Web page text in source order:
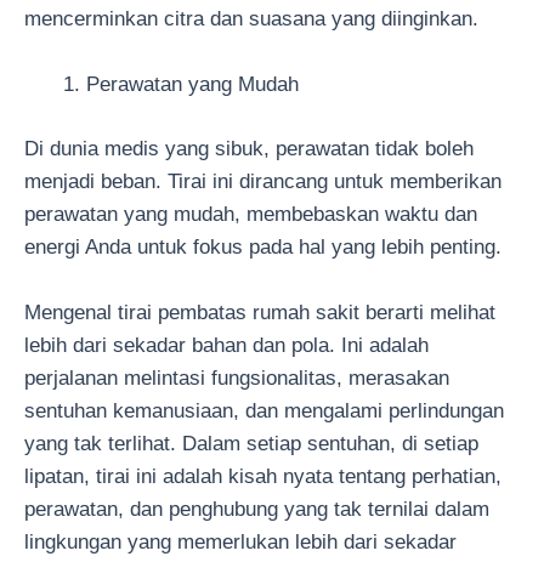
mencerminkan citra dan suasana yang diinginkan.
Perawatan yang Mudah
Di dunia medis yang sibuk, perawatan tidak boleh
menjadi beban. Tirai ini dirancang untuk memberikan
perawatan yang mudah, membebaskan waktu dan
energi Anda untuk fokus pada hal yang lebih penting.
Mengenal tirai pembatas rumah sakit berarti melihat
lebih dari sekadar bahan dan pola. Ini adalah
perjalanan melintasi fungsionalitas, merasakan
sentuhan kemanusiaan, dan mengalami perlindungan
yang tak terlihat. Dalam setiap sentuhan, di setiap
lipatan, tirai ini adalah kisah nyata tentang perhatian,
perawatan, dan penghubung yang tak ternilai dalam
lingkungan yang memerlukan lebih dari sekadar